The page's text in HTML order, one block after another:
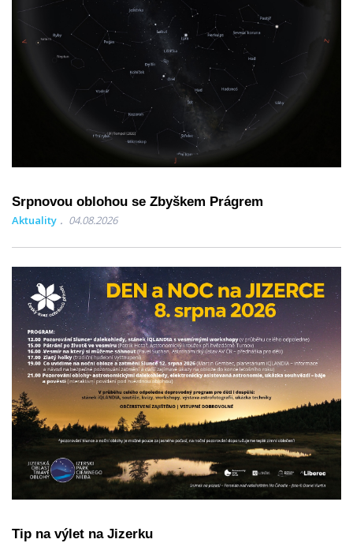
Srpnovou oblohou se Zbyškem Prágrem
Aktuality 04.08.2026
Tip na výlet na Jizerku